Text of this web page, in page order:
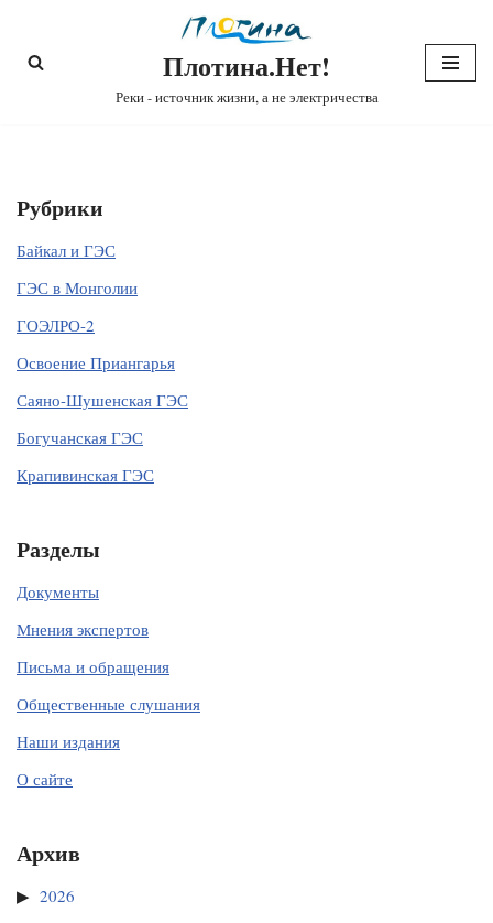
Перейти
Плотина.Нет!
Реки - источник жизни, а не электричества
Рубрики
Байкал и ГЭС
ГЭС в Монголии
ГОЭЛРО-2
Освоение Приангарья
Саяно-Шушенская ГЭС
Богучанская ГЭС
Крапивинская ГЭС
Разделы
Документы
Мнения экспертов
Письма и обращения
Общественные слушания
Наши издания
О сайте
Архив
2026